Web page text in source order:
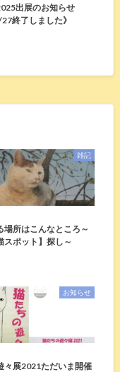
出展のお知らせ
終了しました》
雑記
場所はこんなところ～
スポット】探し～
お知らせ
々展2021ただいま開催